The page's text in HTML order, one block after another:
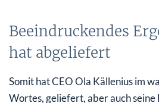
Beeindruckendes
hat abgeliefert
Somit hat CEO Ola Källenius im
Wortes, geliefert, aber auch